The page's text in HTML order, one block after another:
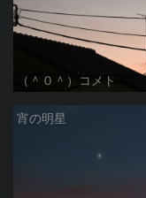
（＾０＾）コメト
宵の明星